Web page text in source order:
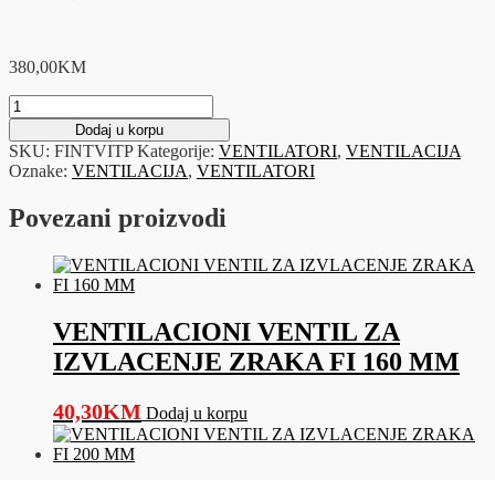
380,00KM
VENTILATOR
ZA
KUPATILO
FI
100/125MM
BIJELI
Dodaj u korpu
SKU: FINTVITP Kategorije: VENTILATORI, VENTILACIJA
Oznake: VENTILACIJA, VENTILATORI
Povezani proizvodi
VENTILACIONI VENTIL ZA
IZVLACENJE ZRAKA FI 160 MM
40,30KM Dodaj u korpu